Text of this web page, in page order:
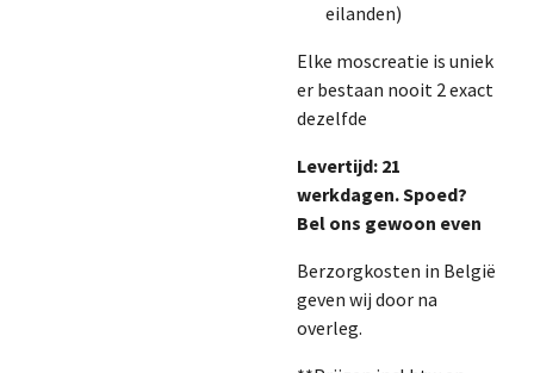
eilanden)
Elke moscreatie is uniek
er bestaan nooit 2 exact
dezelfde
Levertijd: 21
werkdagen. Spoed?
Bel ons gewoon even
Berzorgkosten in België
geven wij door na
overleg.